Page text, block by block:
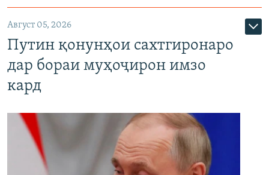
Август 05, 2026
Путин қонунҳои сахтгиронаро
дар бораи муҳоҷирон имзо
кард